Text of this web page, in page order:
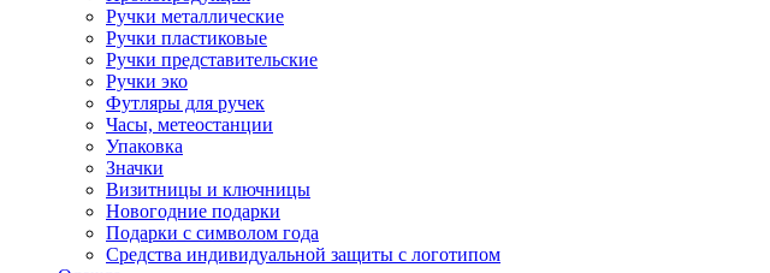
Ручки металлические
Ручки пластиковые
Ручки представительские
Ручки эко
Футляры для ручек
Часы, метеостанции
Упаковка
Значки
Визитницы и ключницы
Новогодние подарки
Подарки с символом года
Средства индивидуальной защиты с логотипом